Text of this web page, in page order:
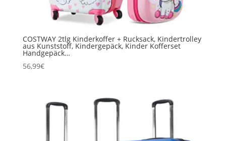
COSTWAY 2tlg Kinderkoffer + Rucksack, Kindertrolley
aus Kunststoff, Kindergepäck, Kinder Kofferset
Handgepäck…
56,99€